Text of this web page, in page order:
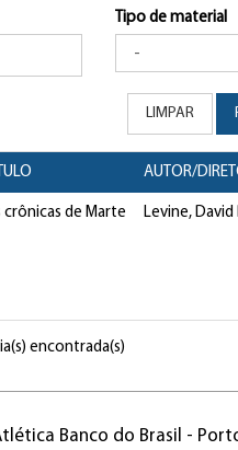
Tipo de material
LIMPAR
AUTOR/
crônicas de Marte Levine, David
encontrada(s)
Banco do Brasil -